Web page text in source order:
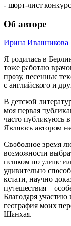
- шорт-лист
Об авторе
Ирина Иванникова
Я родилась в
тоже работаю
прозу, песенные
с английского и
В детской
моя первая
часто публикуюсь
Являюсь автором
Свободное время
возможности
пешком по улице
удивительно
кстати, научно
путешествия –
Благодаря участию
география моих
Шанхая.